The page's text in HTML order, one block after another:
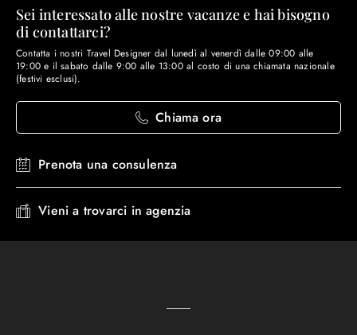
Sei interessato alle nostre vacanze e hai bisogno
di contattarci?
Contatta i nostri Travel Designer dal lunedì al venerdì dalle 09:00 alle
19:00 e il sabato dalle 9:00 alle 13:00 al costo di una chiamata nazionale
(festivi esclusi).
Chiama ora
Prenota una consulenza
Vieni a trovarci in agenzia